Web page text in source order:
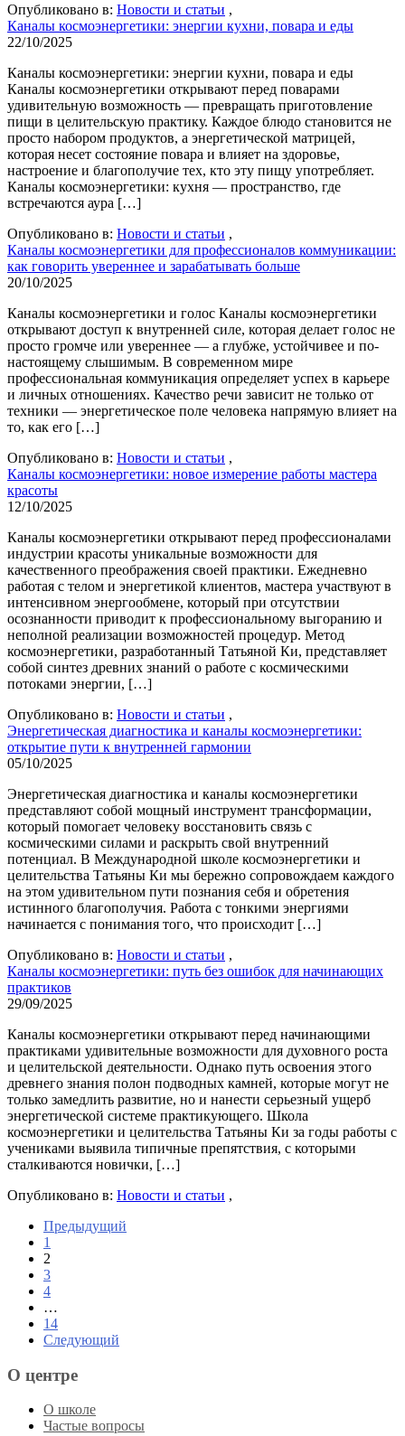
Опубликовано в: Новости и статьи ,
Каналы космоэнергетики: энергии кухни, повара и еды
22/10/2025
Каналы космоэнергетики: энергии кухни, повара и еды
Каналы космоэнергетики открывают перед поварами
удивительную возможность — превращать приготовление
пищи в целительскую практику. Каждое блюдо становится не
просто набором продуктов, а энергетической матрицей,
которая несет состояние повара и влияет на здоровье,
настроение и благополучие тех, кто эту пищу употребляет.
Каналы космоэнергетики: кухня — пространство, где
встречаются аура […]
Опубликовано в: Новости и статьи ,
Каналы космоэнергетики для профессионалов коммуникации:
как говорить увереннее и зарабатывать больше
20/10/2025
Каналы космоэнергетики и голос Каналы космоэнергетики
открывают доступ к внутренней силе, которая делает голос не
просто громче или увереннее — а глубже, устойчивее и по-
настоящему слышимым. В современном мире
профессиональная коммуникация определяет успех в карьере
и личных отношениях. Качество речи зависит не только от
техники — энергетическое поле человека напрямую влияет на
то, как его […]
Опубликовано в: Новости и статьи ,
Каналы космоэнергетики: новое измерение работы мастера
красоты
12/10/2025
Каналы космоэнергетики открывают перед профессионалами
индустрии красоты уникальные возможности для
качественного преображения своей практики. Ежедневно
работая с телом и энергетикой клиентов, мастера участвуют в
интенсивном энергообмене, который при отсутствии
осознанности приводит к профессиональному выгоранию и
неполной реализации возможностей процедур. Метод
космоэнергетики, разработанный Татьяной Ки, представляет
собой синтез древних знаний о работе с космическими
потоками энергии, […]
Опубликовано в: Новости и статьи ,
Энергетическая диагностика и каналы космоэнергетики:
открытие пути к внутренней гармонии
05/10/2025
Энергетическая диагностика и каналы космоэнергетики
представляют собой мощный инструмент трансформации,
который помогает человеку восстановить связь с
космическими силами и раскрыть свой внутренний
потенциал. В Международной школе космоэнергетики и
целительства Татьяны Ки мы бережно сопровождаем каждого
на этом удивительном пути познания себя и обретения
истинного благополучия. Работа с тонкими энергиями
начинается с понимания того, что происходит […]
Опубликовано в: Новости и статьи ,
Каналы космоэнергетики: путь без ошибок для начинающих
практиков
29/09/2025
Каналы космоэнергетики открывают перед начинающими
практиками удивительные возможности для духовного роста
и целительской деятельности. Однако путь освоения этого
древнего знания полон подводных камней, которые могут не
только замедлить развитие, но и нанести серьезный ущерб
энергетической системе практикующего. Школа
космоэнергетики и целительства Татьяны Ки за годы работы с
учениками выявила типичные препятствия, с которыми
сталкиваются новички, […]
Опубликовано в: Новости и статьи ,
Предыдущий
1
2
3
4
…
14
Следующий
О центре
О школе
Частые вопросы